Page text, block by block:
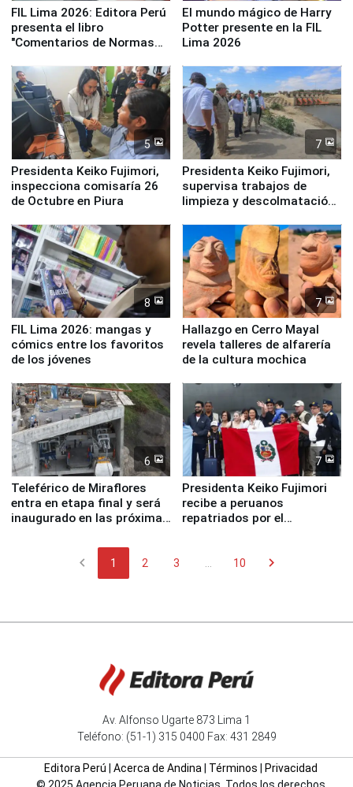
FIL Lima 2026: Editora Perú
presenta el libro
"Comentarios de Normas
Derecho Colectivo"
El mundo mágico de Harry
Potter presente en la FIL
Lima 2026
5
Presidenta Keiko Fujimori,
inspecciona comisaría 26
de Octubre en Piura
7
Presidenta Keiko Fujimori,
supervisa trabajos de
limpieza y descolmatación
8
FIL Lima 2026: mangas y
cómics entre los favoritos
de los jóvenes
7
Hallazgo en Cerro Mayal
revela talleres de alfarería
de la cultura mochica
6
Teleférico de Miraflores
entra en etapa final y será
inaugurado en las próximas
7
Presidenta Keiko Fujimori
recibe a peruanos
repatriados por el
chevron_left 1 2 3 10 chevron_right
Av. Alfonso Ugarte 873 Lima 1
Teléfono: (51-1) 315 0400 Fax: 431 2849
Editora Perú Acerca de Andina| Términos
Privacidad